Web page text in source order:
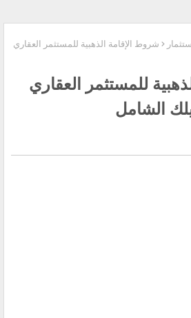
شروط الإقامة الذهبية للمستثمر العقاري
للمستثمر العقاري
الشامل